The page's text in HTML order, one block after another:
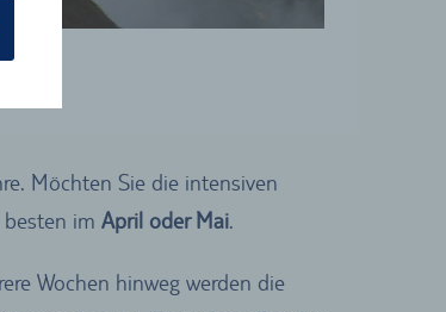
Möchten Sie die intensiven
im April oder Mai.
Wochen hinweg werden die